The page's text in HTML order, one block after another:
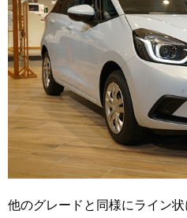
他のグレードと同様にライン